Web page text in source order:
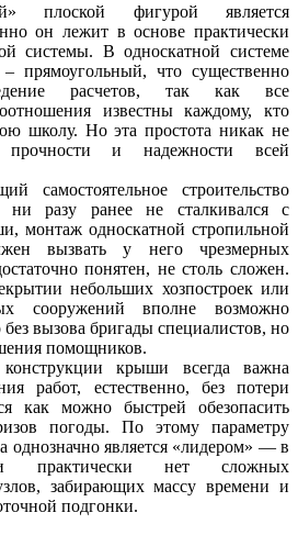
плоской фигурой является
он лежит в основе практически
системы. В односкатной системе
– прямоугольный, что существенно
расчетов, так как все
известны каждому, кто
школу. Но эта простота никак не
прочности и надежности всей
самостоятельное строительство
ни разу ранее не сталкивался с
монтаж односкатной стропильной
вызвать у него чрезмерных
понятен, не столь сложен.
небольших хозпостроек или
сооружений вполне возможно
без вызова бригады специалистов, но
помощников.
крыши всегда важна
работ, естественно, без потери
как можно быстрей обезопасить
погоды. По этому параметру
однозначно является «лидером» — в
практически нет сложных
забирающих массу времени и
подгонки.